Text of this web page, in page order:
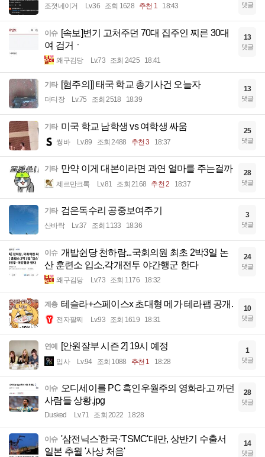
조졋네이거 Lv.36 조회 1628 추천 1 18:43 댓글
이슈 [속보]변기 고처주던 70대 집주인 찌른 30대
여 검거ㆍ
왜구김당 Lv.73 조회 2425 18:41
13
댓글
기타 [혐주의]] 태국 학교 총기사건 오늘자
더티장 Lv.75 조회 2518 18:39
13
댓글
기타 미국 학교 남학생 vs 여학생 싸움
썽바 Lv.89 조회 2488 추천 3 18:37
25
댓글
기타 만약 이게 대본이라면 과연 얼마를 주는걸까
제르만크록 Lv.81 조회 2168 추천 2 18:37
28
댓글
기타 검은독수리 공중보여주기
산바락 Lv.37 조회 1133 18:36
3
댓글
이슈 개밥쉰당 천하람...국회의원 최초 2박3일 논
산 훈련소 입소,각개전투 야간행군 한다
왜구김당 Lv.73 조회 1176 18:32
24
댓글
계층 테슬라+스페이스x 초대형 메가 테라팹 공개.
전자팔찌 Lv.93 조회 1619 18:31
10
댓글
연예 [안원잘부 시즌 2] 19시 예정
입사 Lv.94 조회 1088 추천 1 18:28
1
댓글
이슈 오디세이를 PC 흑인우월주의 영화라고 까던
사람들 상황.jpg
Dusked Lv.71 조회 2022 18:28
28
댓글
이슈 '삼전닉스'한국·'TSMC'대만, 상반기 수출서
일본 추월 '사상 처음'
14
댓글